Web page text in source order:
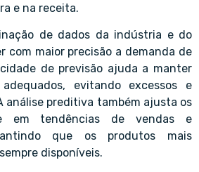
e na receita.
de dados da indústria e do
com maior precisão a demanda de
de previsão ajuda a manter
evitando excessos e
análise preditiva também ajusta os
em tendências de vendas e
que os produtos mais
disponíveis.